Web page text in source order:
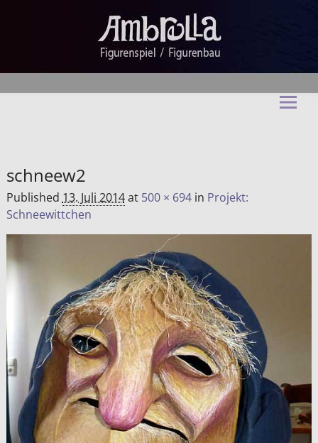
schneew2
Published 13. Juli 2014at 500 × 694in Projekt:
Schneewittchen